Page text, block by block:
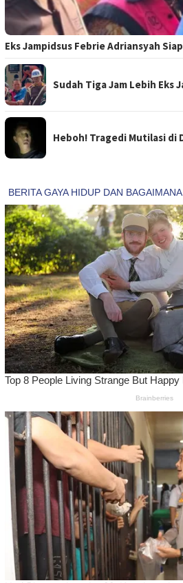
Eks Jampidsus Febrie Adriansyah
Sudah Tiga Jam Lebih Eks
Heboh! Tragedi Mutilasi di